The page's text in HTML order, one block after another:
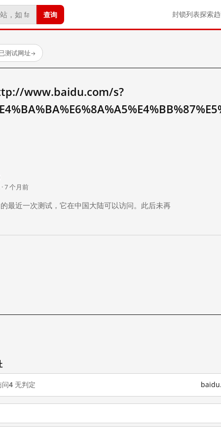
查询 封锁列表探索
测试网址→
www.baidu.com/s?
7 个月前
最近一次测试，它在中国大陆可以访问。此后未再
问4 无判定